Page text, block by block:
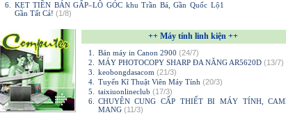
6.
KẸT TIỀN BÁN GẤP–LÔ GÓC khu Trần Bá, Gần Quốc Lộ1
Gần Tất Cả! (1/8)
++ Máy tính linh kiện ++
1. Bán máy in Canon 2900 (24/7)
2.
MÁY PHOTOCOPY SHARP ĐA NĂNG AR5620D (13/7)
3.
keobongdasacom (21/3)
4.
Tuyển Kĩ Thuật Viên Máy Tính (20/3)
5.
taixiuonlineclub (17/3)
6.
CHUYÊN CUNG CẤP THIẾT BI MÁY TÍNH,
MANG(11/3)